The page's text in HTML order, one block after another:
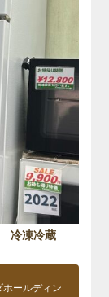
冷凍冷蔵
ホールディン